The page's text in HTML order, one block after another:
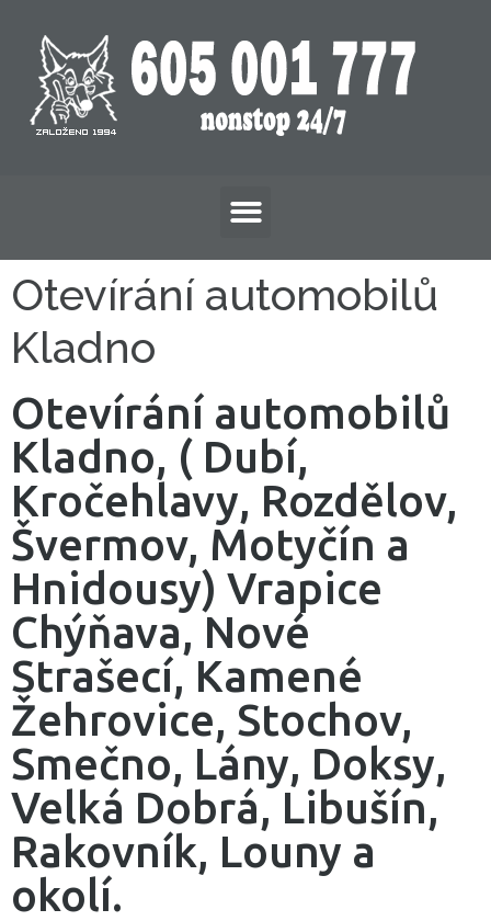
Otevírání automobilů
Kladno
Otevírání automobilů
Kladno, ( Dubí,
Kročehlavy, Rozdělov,
Švermov, Motyčín a
Hnidousy) Vrapice
Chýňava, Nové
Strašecí, Kamené
Žehrovice, Stochov,
Smečno, Lány, Doksy,
Velká Dobrá, Libušín,
Rakovník, Louny a
okolí.